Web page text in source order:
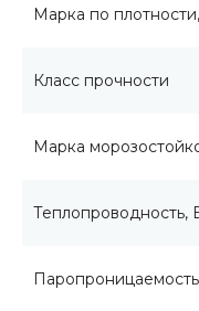
Марка по
Класс прочности
Марка
Теплопроводность,